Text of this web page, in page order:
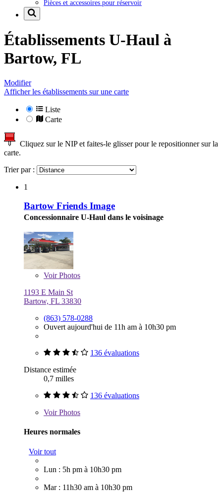
Pièces et accessoires pour réservoir
Établissements U-Haul à
Bartow, FL
Modifier
Afficher les établissements sur une carte
Liste
Carte
Cliquez sur le NIP et faites-le glisser pour le repositionner sur la
carte.
Trier par :
1
Bartow Friends Image
Concessionnaire U-Haul dans le voisinage
VoirPhotos
1193 E Main St
Bartow, FL 33830
(863) 578-0288
Ouvert aujourd'hui de 11h am à 10h30 pm
136 évaluations
Distance estimée
0,7 milles
136 évaluations
VoirPhotos
Heures normales
Voir tout
Lun : 5h pm à 10h30 pm
Mar : 11h30 am à 10h30 pm